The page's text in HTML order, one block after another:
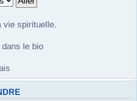
vie spirituelle.
le bio